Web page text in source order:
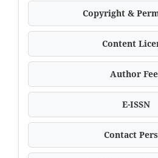
Copyright &
Content
Author
E-ISSN
Contact